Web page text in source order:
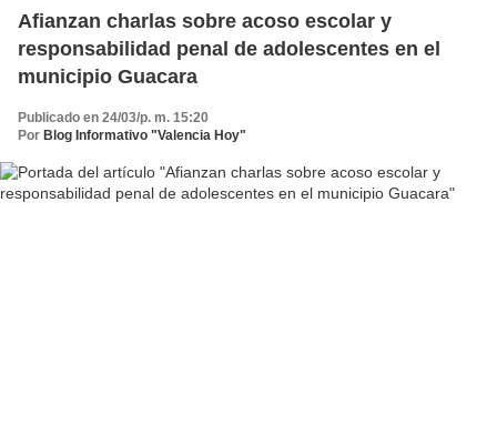
Afianzan charlas sobre acoso escolar y
responsabilidad penal de adolescentes en el
municipio Guacara
Publicado en 24/03/p. m. 15:20
Por Blog Informativo "Valencia Hoy"